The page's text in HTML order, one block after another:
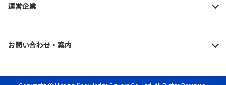
運営企業
お問い合わせ・案内